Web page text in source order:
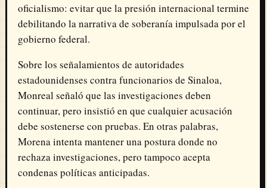
oficialismo: evitar que la presión internacional termine
debilitando la narrativa de soberanía impulsada por el
gobierno federal.
Sobre los señalamientos de autoridades
estadounidenses contra funcionarios de Sinaloa,
Monreal señaló que las investigaciones deben
continuar, pero insistió en que cualquier acusación
debe sostenerse con pruebas. En otras palabras,
Morena intenta mantener una postura donde no
rechaza investigaciones, pero tampoco acepta
condenas políticas anticipadas.